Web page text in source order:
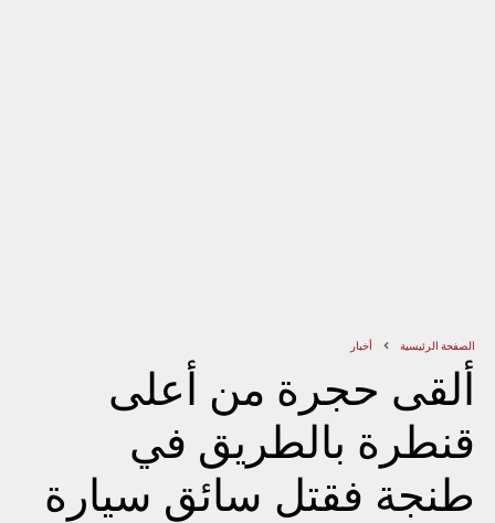
الصفحة الرئيسية أخبار
ألقى حجرة من أعلى
قنطرة بالطريق في
طنجة فقتل سائق سيارة